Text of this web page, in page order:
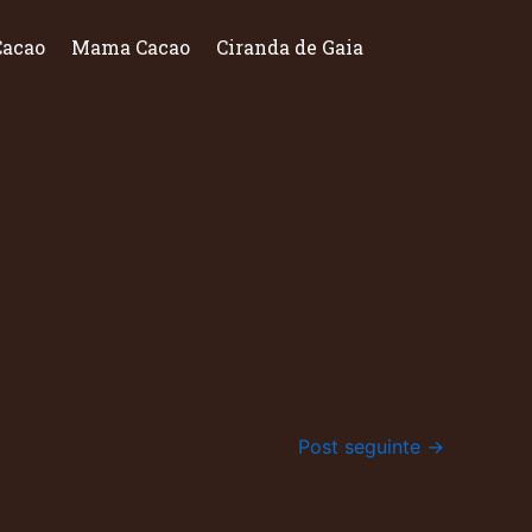
Mama Cacao Ciranda de Gaia
Post seguinte →